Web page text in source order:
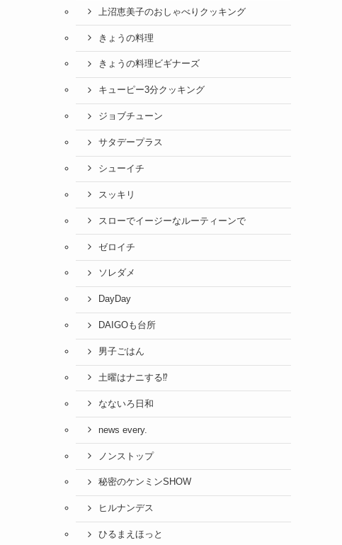
上沼恵美子のおしゃべりクッキング
きょうの料理
きょうの料理ビギナーズ
キューピー3分クッキング
ジョブチューン
サタデープラス
シューイチ
スッキリ
スローでイージーなルーティーンで
ゼロイチ
ソレダメ
DayDay
DAIGOも台所
男子ごはん
土曜はナニする⁉
なないろ日和
news every.
ノンストップ
秘密のケンミンSHOW
ヒルナンデス
ひるまえほっと